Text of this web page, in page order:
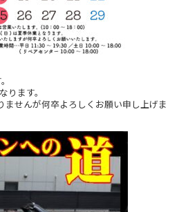
ります。
ませんが何卒よろしくお願い申し上げま